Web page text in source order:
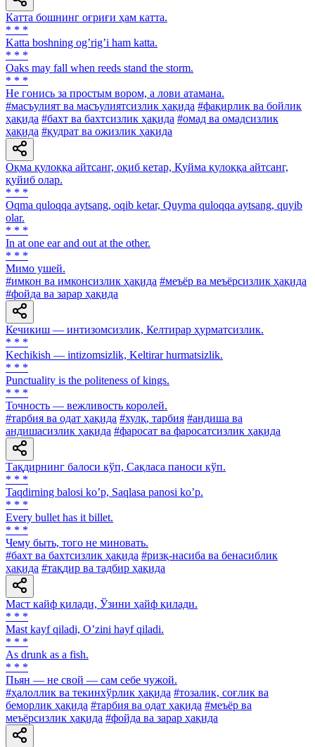
Катта бошнинг оғриғи ҳам катта.
* * *
Katta boshning ogʼrigʼi ham katta.
* * *
Oaks may fall when reeds stand the storm.
* * *
He гонись за простым вором, а лови атамана.
#масъулият ва масъулиятсизлик ҳақида #фақирлик ва бойлик
ҳақида #бахт ва бахтсизлик ҳақида #омад ва омадсизлик
ҳақида #қудрат ва ожизлик ҳақида
Оқма қулоққа айтсанг, оқиб кетар, Қуйма қулоққа айтсанг,
қуйиб олар.
* * *
Oqma quloqqa aytsang, oqib ketar, Quyma quloqqa aytsang, quyib
olar.
* * *
In at one ear and out at the other.
* * *
Мимо ушей.
#имкон ва имконсизлик ҳақида #меъёр ва меъёрсизлик ҳақида
#фойда ва зарар ҳақида
Кечикиш — интизомсизлик, Келтирар ҳурматсизлик.
* * *
Kechikish — intizomsizlik, Keltirar hurmatsizlik.
* * *
Punctuality is the politeness of kings.
* * *
Точность — вежливость королей.
#тарбия ва одат ҳақида #хулқ, тарбия #андиша ва
андишасизлик ҳақида #фаросат ва фаросатсизлик ҳақида
Тақдирнинг балоси кўп, Сақласа паноси кўп.
* * *
Taqdirning balosi koʼp, Saqlasa panosi koʼp.
* * *
Every bullet has it billet.
* * *
Чему быть, того не миновать.
#бахт ва бахтсизлик ҳақида #ризқ-насиба ва бенасиблик
ҳақида #тақдир ва тадбир ҳақида
Маст кайф қилади, Ўзини ҳайф қилади.
* * *
Mast kayf qiladi, Oʼzini hayf qiladi.
* * *
As drunk as a fish.
* * *
Пьян — не свой — сам себе чужой.
#ҳалоллик ва текинхўрлик ҳақида #тозалик, соғлик ва
беморлик ҳақида #тарбия ва одат ҳақида #меъёр ва
меъёрсизлик ҳақида #фойда ва зарар ҳақида